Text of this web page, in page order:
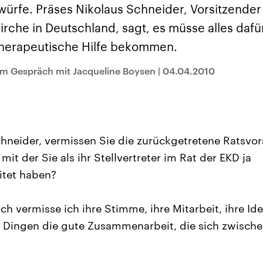
gehören die
Einfluss auf das
Weltgeschehen.
Der Überfall der
Terrororganisation
auf Israel hat in der
Gewalt entfacht. Israel
möchte die Hamas
Der Iran – seit der
1979 auch
regierter Staat im
Osten. Eine
Präses Nikolaus Schneider,
in Deutschland, sagt, es müsse alles
Hilfe bekommen.
Gespräch mit Jacqueline Boysen | 04.04.2010
vermissen Sie die zurückgetretene
der Sie als ihr Stellvertreter im Rat der EKD ja
haben?
vermisse ich ihre Stimme, ihre Mitarbeit, ihre
die gute Zusammenarbeit, die sich